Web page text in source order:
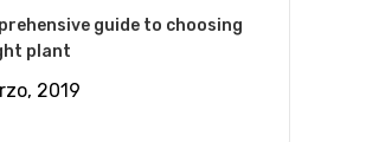
guide to choosing
plant
2019